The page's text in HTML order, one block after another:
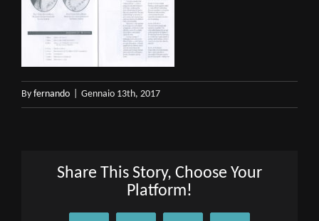
By fernando Gennaio 13th, 2017
Share This Story, Choose Your
Platform!